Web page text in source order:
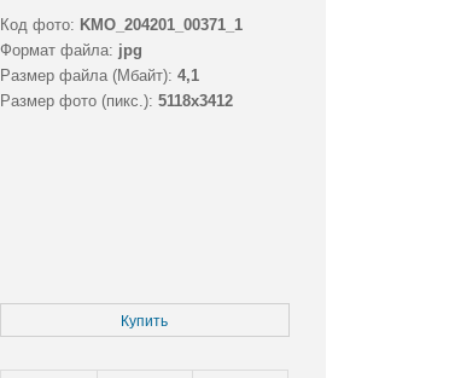
Код фото: KMO_204201_00371_1
Формат файла: jpg
Размер файла (Мбайт): 4,1
Размер фото (пикс.): 5118x3412
Купить